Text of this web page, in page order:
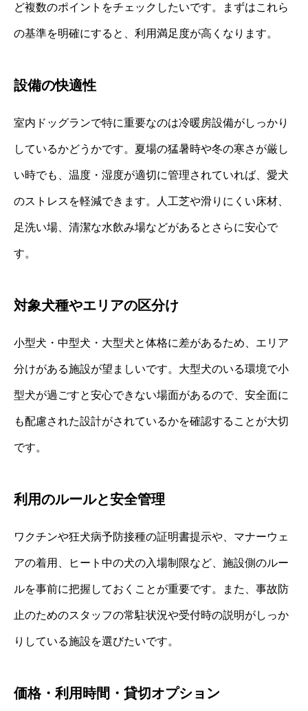
ど複数のポイントをチェックしたいです。まずはこれら
の基準を明確にすると、利用満足度が高くなります。
設備の快適性
室内ドッグランで特に重要なのは冷暖房設備がしっかり
しているかどうかです。夏場の猛暑時や冬の寒さが厳し
い時でも、温度・湿度が適切に管理されていれば、愛犬
のストレスを軽減できます。人工芝や滑りにくい床材、
足洗い場、清潔な水飲み場などがあるとさらに安心で
す。
対象犬種やエリアの区分け
小型犬・中型犬・大型犬と体格に差があるため、エリア
分けがある施設が望ましいです。大型犬のいる環境で小
型犬が過ごすと安心できない場面があるので、安全面に
も配慮された設計がされているかを確認することが大切
です。
利用のルールと安全管理
ワクチンや狂犬病予防接種の証明書提示や、マナーウェ
アの着用、ヒート中の犬の入場制限など、施設側のルー
ルを事前に把握しておくことが重要です。また、事故防
止のためのスタッフの常駐状況や受付時の説明がしっか
りしている施設を選びたいです。
価格・利用時間・貸切オプション